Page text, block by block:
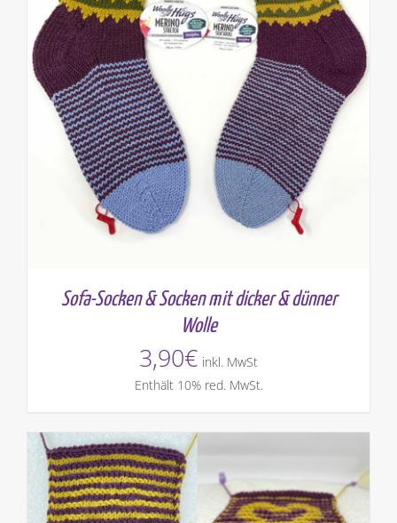
Sofa-Socken & Socken mit dicker & dünner
Wolle
3,90€ inkl. MwSt
Enthält 10% red. MwSt.